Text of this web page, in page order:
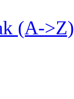
(A->Z)